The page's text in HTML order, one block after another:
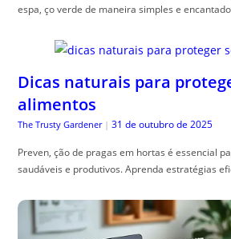
espa, ço verde de maneira simples e
Dicas naturais para
alimentos
The Trusty Gardener | 31 de outubro de 2025
Preven, ção de pragas em hortas é essencial
saudáveis e produtivos. Aprenda estratégias